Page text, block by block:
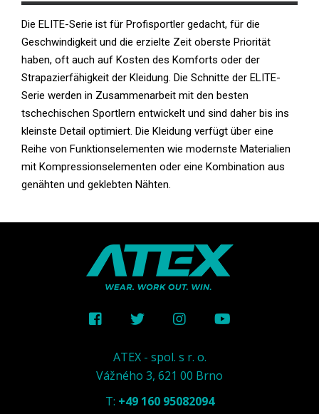
Die ELITE-Serie ist für Profisportler gedacht, für die
Geschwindigkeit und die erzielte Zeit oberste Priorität
haben, oft auch auf Kosten des Komforts oder der
Strapazierfähigkeit der Kleidung. Die Schnitte der ELITE-
Serie werden in Zusammenarbeit mit den besten
tschechischen Sportlern entwickelt und sind daher bis ins
kleinste Detail optimiert. Die Kleidung verfügt über eine
Reihe von Funktionselementen wie modernste Materialien
mit Kompressionselementen oder eine Kombination aus
genähten und geklebten Nähten.
ATEX - spol. s r. o.
Vážného 3, 621 00 Brno
T: +49 160 95082094